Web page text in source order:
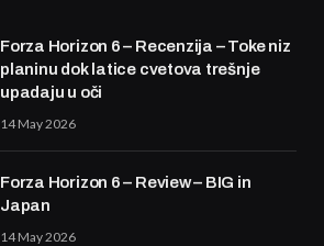
Forza Horizon 6 – Recenzija – Toke niz
planinu dok latice cvetova trešnje
upadaju u oči
14 May 2026
Forza Horizon 6 – Review – BIG in
Japan
14 May 2026